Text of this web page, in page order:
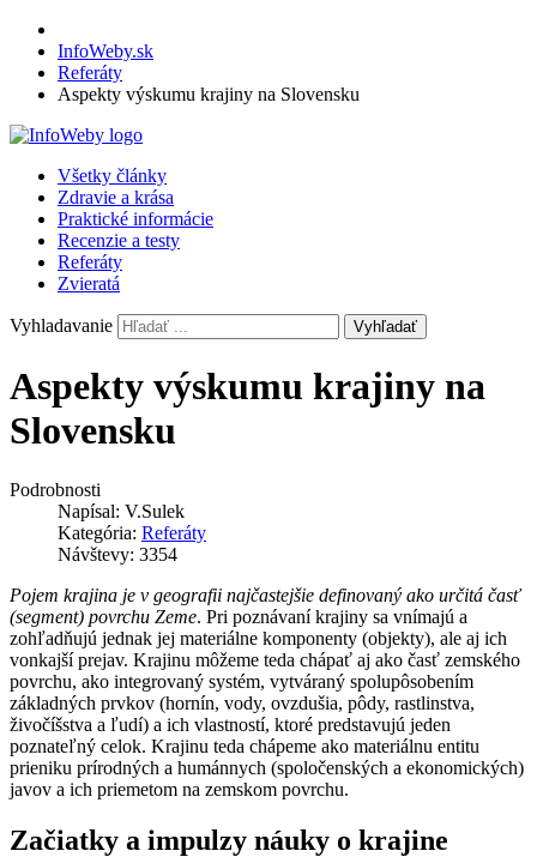
InfoWeby.sk
Referáty
Aspekty výskumu krajiny na Slovensku
Všetky články
Zdravie a krása
Praktické informácie
Recenzie a testy
Referáty
Zvieratá
Vyhladavanie Vyhľadať
Aspekty výskumu krajiny na
Slovensku
Podrobnosti
Napísal: V.Sulek
Kategória: Referáty
Návštevy: 3354
Pojem krajina je v geografii najčastejšie definovaný ako určitá časť
(segment) povrchu Zeme. Pri poznávaní krajiny sa vnímajú a
zohľadňujú jednak jej materiálne komponenty (objekty), ale aj ich
vonkajší prejav. Krajinu môžeme teda chápať aj ako časť zemského
povrchu, ako integrovaný systém, vytváraný spolupôsobením
základných prvkov (hornín, vody, ovzdušia, pôdy, rastlinstva,
živočíšstva a ľudí) a ich vlastností, ktoré predstavujú jeden
poznateľný celok. Krajinu teda chápeme ako materiálnu entitu
prieniku prírodných a humánnych (spoločenských a ekonomických)
javov a ich priemetom na zemskom povrchu.
Začiatky a impulzy náuky o krajine